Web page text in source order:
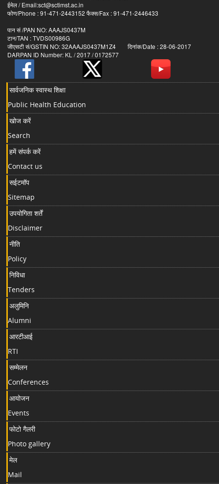
ईमेल / Email:sct@sctimst.ac.in
फोण/Phone : 91-471-2443152 फैक्स/Fax : 91-471-2446433
पान सं /PAN NO: AAAJS0437M
टान/TAN : TVDS00986G
जीएसटी सं/GSTIN NO: 32AAAJS0437M1Z4 दिनांक/Date : 28-06-2017
DARPAN ID Number: KL / 2017 / 0172577
सार्वजनिक स्वास्थ शिक्षा
Public Health Education
खोज करें
Search
हमें संपर्क करें
Contact us
सईटमॉप
Sitemap
उपयोगिता शर्तें
Disclaimer
नीति
Policy
निविधा
Tenders
अलुमिनि
Alumni
आरटीआई
RTI
सम्मेलन
Conferences
आयोजन
Events
फोटो गैलरी
Photo gallery
मेल
Mail